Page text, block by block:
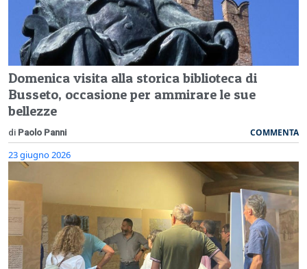
Domenica visita alla storica biblioteca di
Busseto, occasione per ammirare le sue
bellezze
di Paolo Panni COMMENTA
23 giugno 2026